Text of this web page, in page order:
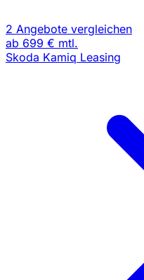
2 Angebote vergleichen
ab 699 € mtl.
Skoda Kamiq Leasing